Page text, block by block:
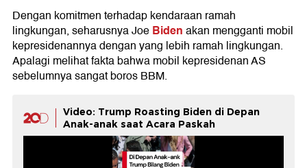
Dengan komitmen terhadap kendaraan ramah
lingkungan, seharusnya JoeBidenakan mengganti mobil
kepresidenannya dengan yang lebih ramah lingkungan.
Apalagi melihat fakta bahwa mobil kepresidenan AS
sebelumnya sangat boros BBM.
Video: Trump Roasting Biden di Depan
Anak-anak saat Acara Paskah